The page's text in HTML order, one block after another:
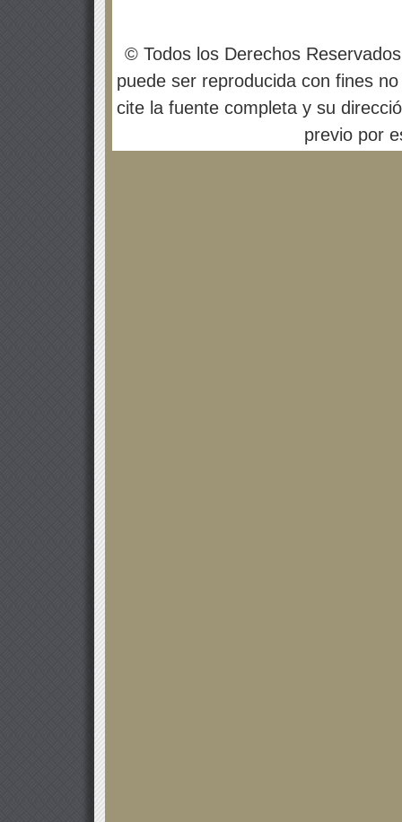
© Todos los Derechos
puede ser reproducida con fines
cite la fuente completa y su
previo por